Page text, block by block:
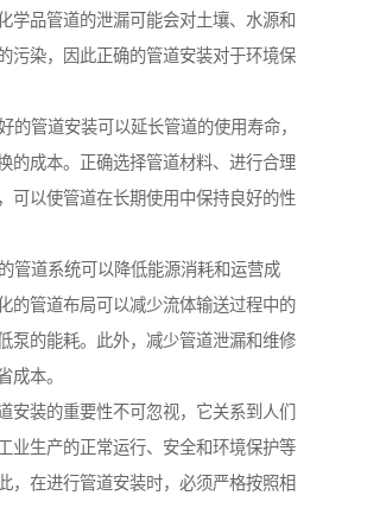
学品管道的泄漏可能会对土壤、水源和
污染，因此正确的管道安装对于环境保
的管道安装可以延长管道的使用寿命，
的成本。正确选择管道材料、进行合理
可以使管道在长期使用中保持良好的性
管道系统可以降低能源消耗和运营成
的管道布局可以减少流体输送过程中的
泵的能耗。此外，减少管道泄漏和维修
成本。
安装的重要性不可忽视，它关系到人们
业生产的正常运行、安全和环境保护等
，在进行管道安装时，必须严格按照相